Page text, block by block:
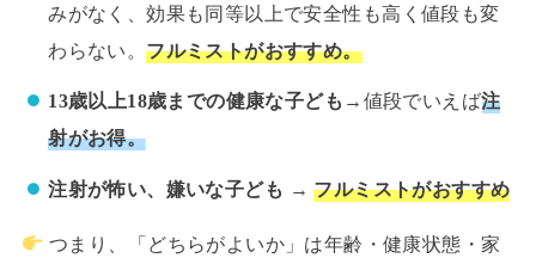
みがなく、効果も同等以上で安全性も高く値段も変
わらない。フルミストがおすすめ。
13歳以上18歳までの健康な子ども →値段でいえば注
射がお得。
注射が怖い、嫌いな子ども →フルミストがおすすめ
つまり、「どちらがよいか」は年齢・健康状態・家